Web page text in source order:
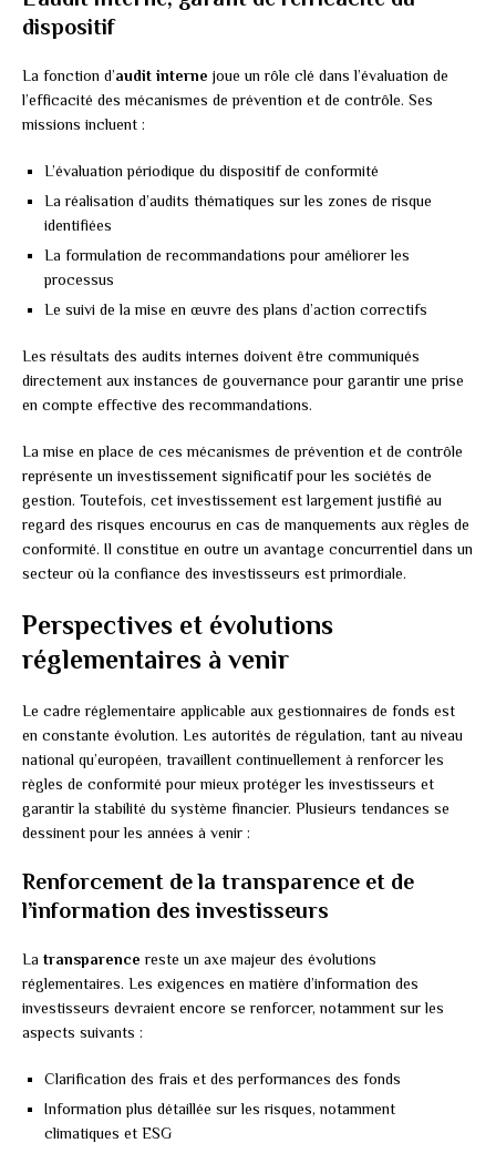
dispositif
La fonction d’audit interne joue un rôle clé dans l’évaluation de
l’efficacité des mécanismes de prévention et de contrôle. Ses
missions incluent :
L’évaluation périodique du dispositif de conformité
La réalisation d’audits thématiques sur les zones de risque
identifiées
La formulation de recommandations pour améliorer les
processus
Le suivi de la mise en œuvre des plans d’action correctifs
Les résultats des audits internes doivent être communiqués
directement aux instances de gouvernance pour garantir une prise
en compte effective des recommandations.
La mise en place de ces mécanismes de prévention et de contrôle
représente un investissement significatif pour les sociétés de
gestion. Toutefois, cet investissement est largement justifié au
regard des risques encourus en cas de manquements aux règles de
conformité. Il constitue en outre un avantage concurrentiel dans un
secteur où la confiance des investisseurs est primordiale.
Perspectives et évolutions
réglementaires à venir
Le cadre réglementaire applicable aux gestionnaires de fonds est
en constante évolution. Les autorités de régulation, tant au niveau
national qu’européen, travaillent continuellement à renforcer les
règles de conformité pour mieux protéger les investisseurs et
garantir la stabilité du système financier. Plusieurs tendances se
dessinent pour les années à venir :
Renforcement de la transparence et de
l’information des investisseurs
La transparence reste un axe majeur des évolutions
réglementaires. Les exigences en matière d’information des
investisseurs devraient encore se renforcer, notamment sur les
aspects suivants :
Clarification des frais et des performances des fonds
Information plus détaillée sur les risques, notamment
climatiques et ESG